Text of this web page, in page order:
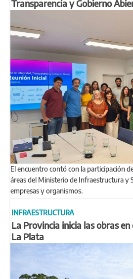
Transparencia y Gobierno
El encuentro contó con la participación de referentes de diferentes
áreas del Ministerio de Infraestructura y
empresas y organismos.
INFRAESTRUCTURA
La Provincia inicia las obras
La Plata